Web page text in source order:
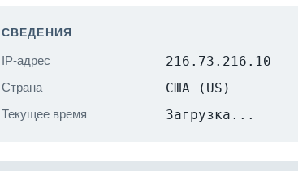
СВЕДЕНИЯ
IP-адрес 216.73.216.10
Страна США (US)
Текущее время Загрузка...